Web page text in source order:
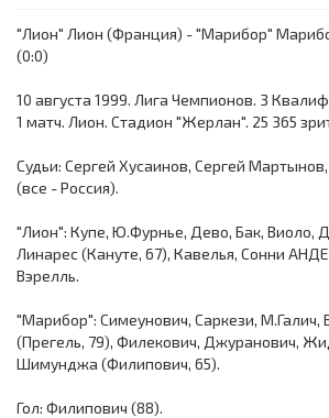
"Лион" Лион (Франция) - "Марибор"
(0:0)
10 августа 1999. Лига Чемпионов. 3
1 матч. Лион. Стадион "Жерлан". 25 365
Судьи: Сергей Хусаинов, Сергей
(все - Россия).
"Лион": Купе, Ю.Фурнье, Дево, Бак, Виоло,
Линарес (Кануте, 67), Кавелья, Сонни
Вэрелль.
"Марибор": Симеунович, Саркези, М.Галич,
(Прегель, 79), Филекович, Джуранович,
Шимунджа (Филипович, 65).
Гол: Филипович (88).